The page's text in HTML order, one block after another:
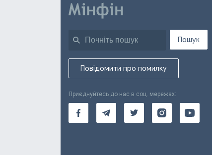
Пошук
Повідомити про помилку
Приєднуйтесь до нас в соц. мережах: